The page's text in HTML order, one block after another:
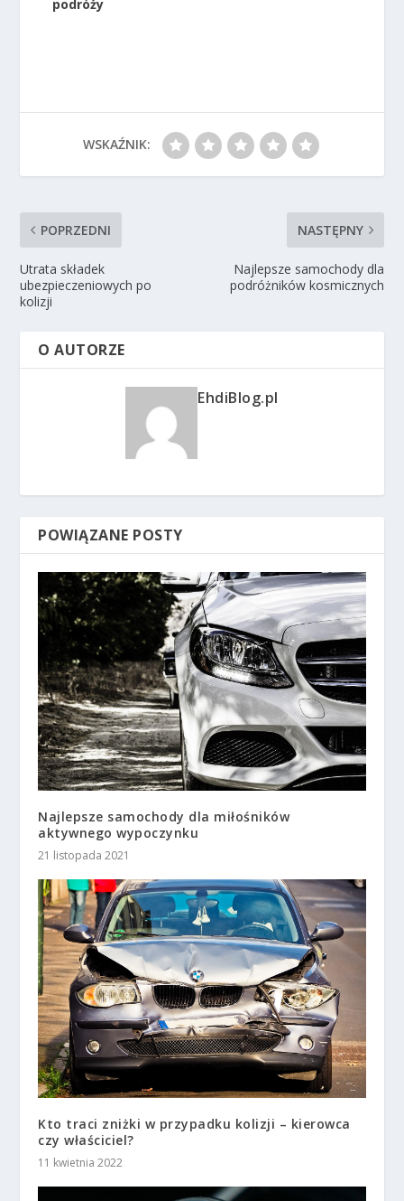
podróży
WSKAŹNIK:
POPRZEDNI
Utrata składek
ubezpieczeniowych po
kolizji
NASTĘPNY
Najlepsze samochody dla
podróżników kosmicznych
O AUTORZE
EhdiBlog.pl
POWIĄZANE POSTY
Najlepsze samochody dla miłośników
aktywnego wypoczynku
21 listopada 2021
Kto traci zniżki w przypadku kolizji – kierowca
czy właściciel?
11 kwietnia 2022